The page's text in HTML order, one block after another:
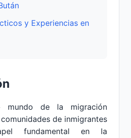
y Experiencias en
mundo de la migración
de inmigrantes
fundamental en la